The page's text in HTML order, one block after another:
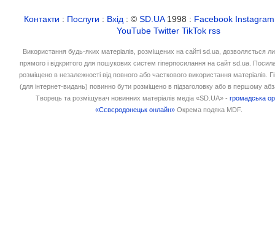
Контакти : Послуги : Вхід : ©SD.UA1998 : Facebook Instagram
YouTube Twitter TikTok rss
Використання будь-яких матеріалів, розміщених на сайті sd.ua, дозволяється
прямого і відкритого для пошукових систем гіперпосилання на сайт sd.ua.
розміщено в незалежності від повного або часткового використання матеріалів.
(для інтернет-видань) повинно бути розміщено в підзаголовку або в першому
Творець та розміщувач новинних матеріалів медіа «SD.UA» -громадська
«Сєвєродонецьк онлайн» Окрема подяка MDF.